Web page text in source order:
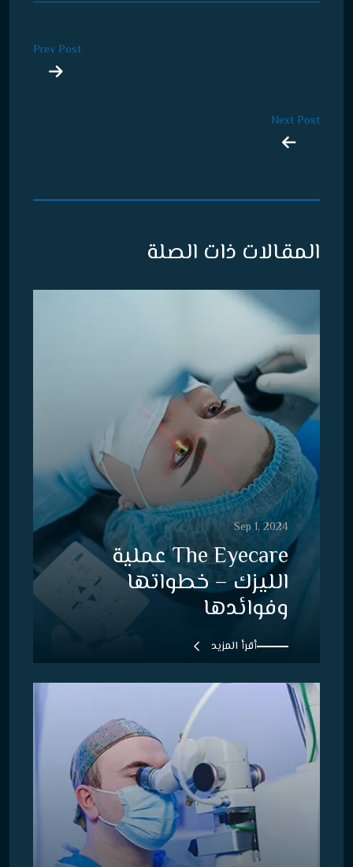
Prev Post
Next Post
المقالات ذات الصلة
Sep 1, 2024
The Eyecare عملية
الليزك – خطواتها
وفوائدها
أقرأ المزيد